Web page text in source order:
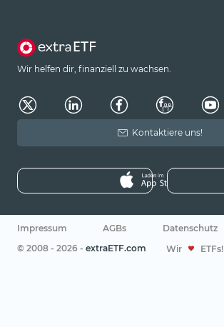
Wir helfen dir, finanziell zu wachsen.
Kontaktiere uns!
Impressum AGBs Datenschutz
© 2008 - 2026 - extraETF.com Wir ETFs!